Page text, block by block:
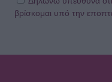
SHOWBIZ
βρίσκομαι υπό την